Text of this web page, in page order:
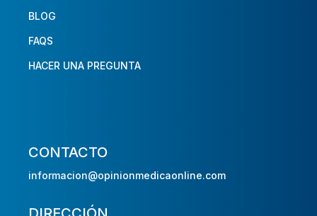
BLOG
FAQS
HACER UNA PREGUNTA
CONTACTO
informacion@opinionmedicaonline.com